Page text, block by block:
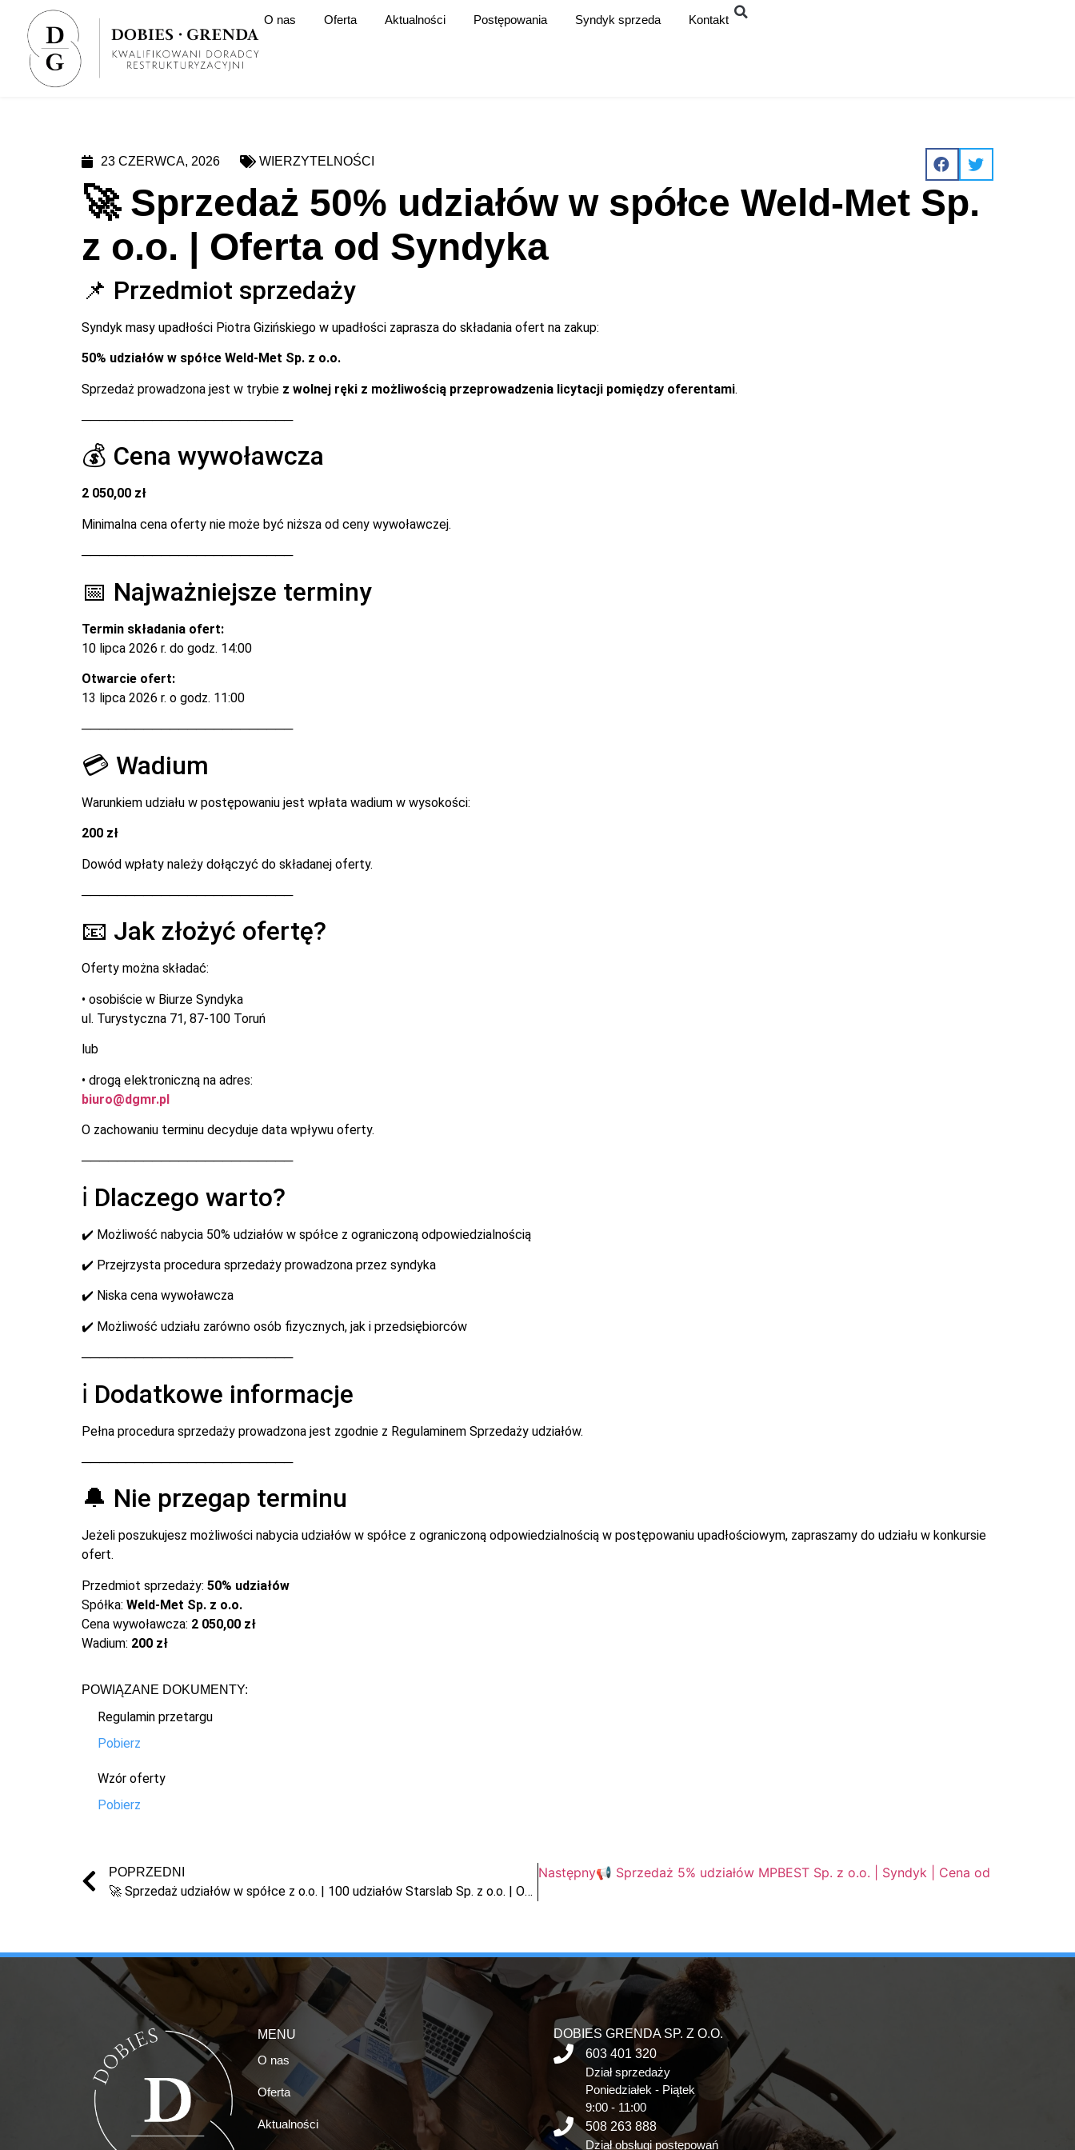
O nas Oferta Aktualności Postępowania Syndyk sprzeda Kontakt
23 CZERWCA, 2026 WIERZYTELNOŚCI
🚀 Sprzedaż 50% udziałów w spółce Weld-Met Sp.
z o.o. | Oferta od Syndyka
📌 Przedmiot sprzedaży
Syndyk masy upadłości Piotra Gizińskiego w upadłości zaprasza do składania ofert na zakup:
50% udziałów w spółce Weld-Met Sp. z o.o.
Sprzedaż prowadzona jest w trybie z wolnej ręki z możliwością przeprowadzenia licytacji pomiędzy oferentami.
────────────────────────
💰 Cena wywoławcza
2 050,00 zł
Minimalna cena oferty nie może być niższa od ceny wywoławczej.
────────────────────────
📅 Najważniejsze terminy
Termin składania ofert:
10 lipca 2026 r. do godz. 14:00
Otwarcie ofert:
13 lipca 2026 r. o godz. 11:00
────────────────────────
💳 Wadium
Warunkiem udziału w postępowaniu jest wpłata wadium w wysokości:
200 zł
Dowód wpłaty należy dołączyć do składanej oferty.
────────────────────────
📧 Jak złożyć ofertę?
Oferty można składać:
• osobiście w Biurze Syndyka
ul. Turystyczna 71, 87-100 Toruń
lub
• drogą elektroniczną na adres:
biuro@dgmr.pl
O zachowaniu terminu decyduje data wpływu oferty.
────────────────────────
ℹ️ Dlaczego warto?
✔️ Możliwość nabycia 50% udziałów w spółce z ograniczoną odpowiedzialnością
✔️ Przejrzysta procedura sprzedaży prowadzona przez syndyka
✔️ Niska cena wywoławcza
✔️ Możliwość udziału zarówno osób fizycznych, jak i przedsiębiorców
────────────────────────
ℹ️ Dodatkowe informacje
Pełna procedura sprzedaży prowadzona jest zgodnie z Regulaminem Sprzedaży udziałów.
────────────────────────
🔔 Nie przegap terminu
Jeżeli poszukujesz możliwości nabycia udziałów w spółce z ograniczoną odpowiedzialnością w postępowaniu upadłościowym, zapraszamy do udziału w konkursie
ofert.
Przedmiot sprzedaży: 50% udziałów
Spółka: Weld-Met Sp. z o.o.
Cena wywoławcza: 2 050,00 zł
Wadium: 200 zł
POWIĄZANE DOKUMENTY:
Regulamin przetargu
Pobierz
Wzór oferty
Pobierz
POPRZEDNI
🚀 Sprzedaż udziałów w spółce z o.o. | 100 udziałów Starslab Sp. z o.o. | Oferta od Syndyka
Następny📢 Sprzedaż 5% udziałów MPBEST Sp. z o.o. | Syndyk | Cena od 300 zł
MENU
O nas
Oferta
Aktualności
DOBIES GRENDA SP. Z O.O.
603 401 320
Dział sprzedaży
Poniedziałek - Piątek
9:00 - 11:00
508 263 888
Dział obsługi postępowań